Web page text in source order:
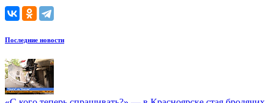
Последние новости